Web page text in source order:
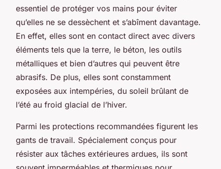
essentiel de protéger vos mains pour éviter
qu’elles ne se dessèchent et s’abîment davantage.
En effet, elles sont en contact direct avec divers
éléments tels que la terre, le béton, les outils
métalliques et bien d’autres qui peuvent être
abrasifs. De plus, elles sont constamment
exposées aux intempéries, du soleil brûlant de
l’été au froid glacial de l’hiver.
Parmi les protections recommandées figurent les
gants de travail. Spécialement conçus pour
résister aux tâches extérieures ardues, ils sont